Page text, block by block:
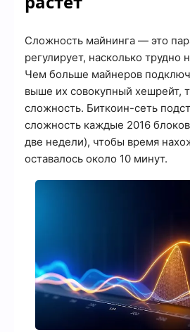
Сложность майнинга — это
регулирует, насколько трудно
Чем больше майнеров
выше их совокупный хешрейт,
сложность. Биткоин-сеть
сложность каждые 2016
две недели), чтобы время
оставалось около 10 минут.